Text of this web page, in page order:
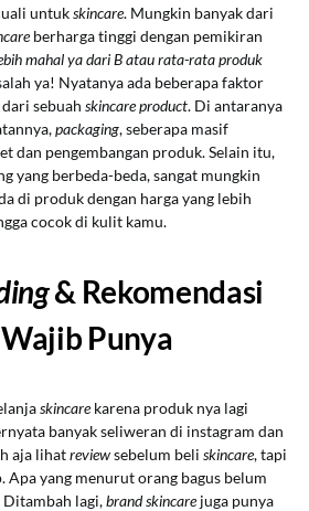
untukskincare. Mungkin banyak dari
berharga tinggi dengan pemikiran
mahal ya dari B atau rata-rata produk
ya! Nyatanya ada beberapa faktor
sebuah skincare product. Di antaranya
packaging, seberapa masif
dan pengembangan produk. Selain itu,
yang berbeda-beda, sangat mungkin
di produk dengan harga yang lebih
cocok di kulit kamu.
& Rekomendasi
Punya
skincarekarena produk nya lagi
banyak seliweran di instagram dan
aja lihatreviewsebelum beli skincare, tapi
Apa yang menurut orang bagus belum
lagi,brand skincarejuga punya